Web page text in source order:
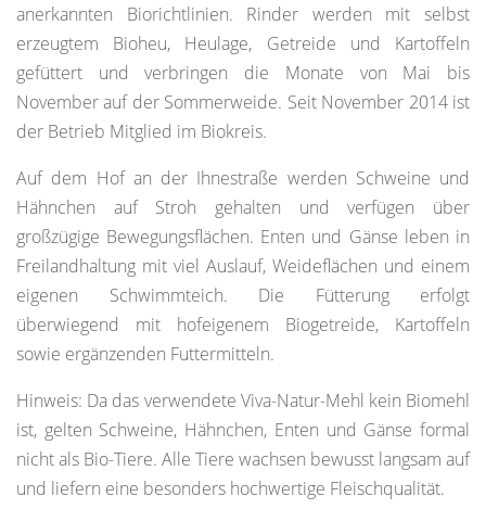
anerkannten Biorichtlinien. Rinder werden mit selbst
erzeugtem Bioheu, Heulage, Getreide und Kartoffeln
gefüttert und verbringen die Monate von Mai bis
November auf der Sommerweide. Seit November 2014 ist
der Betrieb Mitglied im Biokreis.
Auf dem Hof an der Ihnestraße werden Schweine und
Hähnchen auf Stroh gehalten und verfügen über
großzügige Bewegungsflächen. Enten und Gänse leben in
Freilandhaltung mit viel Auslauf, Weideflächen und einem
eigenen Schwimmteich. Die Fütterung erfolgt
überwiegend mit hofeigenem Biogetreide, Kartoffeln
sowie ergänzenden Futtermitteln.
Hinweis: Da das verwendete Viva-Natur-Mehl kein Biomehl
ist, gelten Schweine, Hähnchen, Enten und Gänse formal
nicht als Bio-Tiere. Alle Tiere wachsen bewusst langsam auf
und liefern eine besonders hochwertige Fleischqualität.